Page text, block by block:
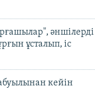
әншілерді
ұсталып, іс
кейін